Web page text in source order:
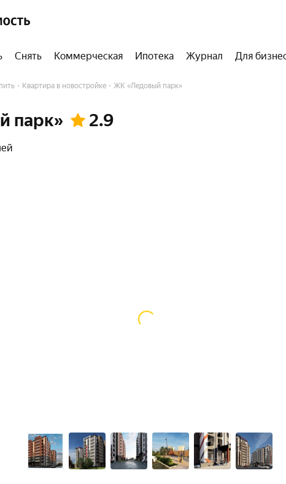
Снять Коммерческая Ипотека Журнал Для
Квартира в новостройке ЖК «Ледовый парк»
парк» 2.9